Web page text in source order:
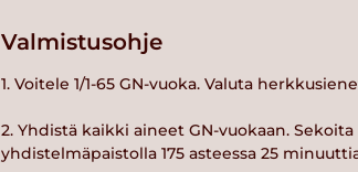
Valmistusohje
1. Voitele 1/1-65 GN-vuoka. Valuta
2. Yhdistä kaikki aineet GN-vuokaan.
yhdistelmäpaistolla 175 asteessa 25